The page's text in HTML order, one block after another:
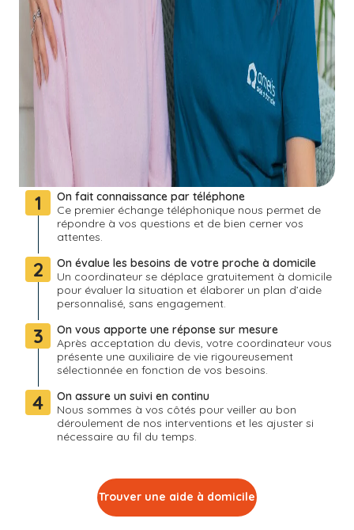
1
On fait connaissance par téléphone
Ce premier échange téléphonique nous permet de
répondre à vos questions et de bien cerner vos
attentes.
2
On évalue les besoins de votre proche à domicile
Un coordinateur se déplace gratuitement à domicile
pour évaluer la situation et élaborer un plan d’aide
personnalisé, sans engagement.
3
On vous apporte une réponse sur mesure
Après acceptation du devis, votre coordinateur vous
présente une auxiliaire de vie rigoureusement
sélectionnée en fonction de vos besoins.
4
On assure un suivi en continu
Nous sommes à vos côtés pour veiller au bon
déroulement de nos interventions et les ajuster si
nécessaire au fil du temps.
Trouver une aide à domicile